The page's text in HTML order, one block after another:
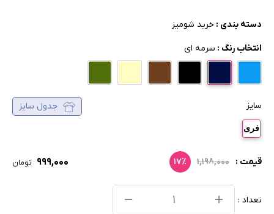
دسته بندی : خرید شومیز
انتخاب رنگ : سرمه ای
سایز جدول سایز
فری
قیمت : ۱,۱۹۸,۰۰۰ ۱۷٪ ۹۹۹,۰۰۰ تومان
تعداد :